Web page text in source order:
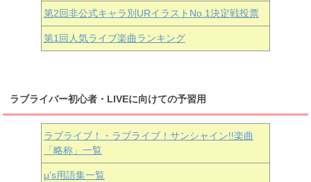
第2回非公式キャラ別URイラストNo.1決定戦投票
第1回人気ライブ楽曲ランキング
ラブライバー初心者・LIVEに向けての予習用
ラブライブ！・ラブライブ！サンシャイン!!楽曲
「略称」一覧
μ’s用語集一覧